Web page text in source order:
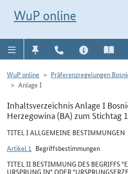
WuP online
WuP online
Präferenzregelungen
Anlage I
Inhaltsverzeichnis Anlage I
Herzegowina (BA) zum Stichtag
TITEL I ALLGEMEINE BESTIMMUNGEN
Artikel 1 Begriffsbestimmungen
TITEL II BESTIMMUNG DES BEGRIFFS
URSPRUNG IN" ODER